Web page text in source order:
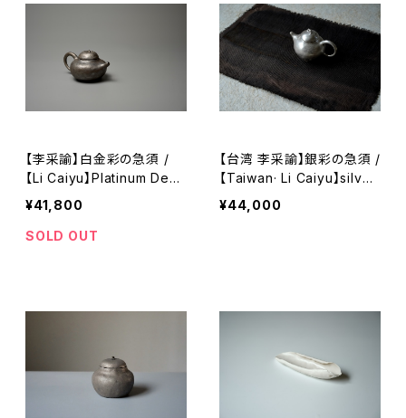
【李采諭】白金彩の急須 /
【Li Caiyu】Platinum Deco
ration teapot
¥41,800
SOLD OUT
【台湾 李采諭】銀彩の急須 /
【Taiwan· Li Caiyu】silver
-decorated teapot
¥44,000